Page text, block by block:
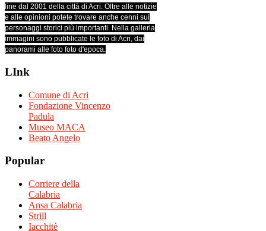
line dal 2001 della città di Acri. Oltre alle notizie
e alle opinioni potete trovare anche cenni sui
personaggi storici più importanti. Nella galleria
immagini sono pubblicate le foto di Acri, dai
panorami alle foto foto d'epoca.
LInk
Comune di Acri
Fondazione Vincenzo
Padula
Museo MACA
Beato Angelo
Popular
Corriere della
Calabria
Ansa Calabria
Strill
Iacchitè